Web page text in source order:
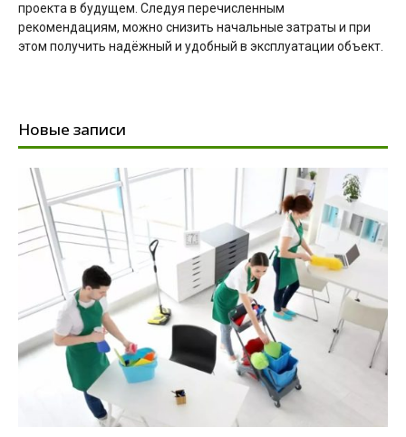
проекта в будущем. Следуя перечисленным
рекомендациям, можно снизить начальные затраты и при
этом получить надёжный и удобный в эксплуатации объект.
Новые записи